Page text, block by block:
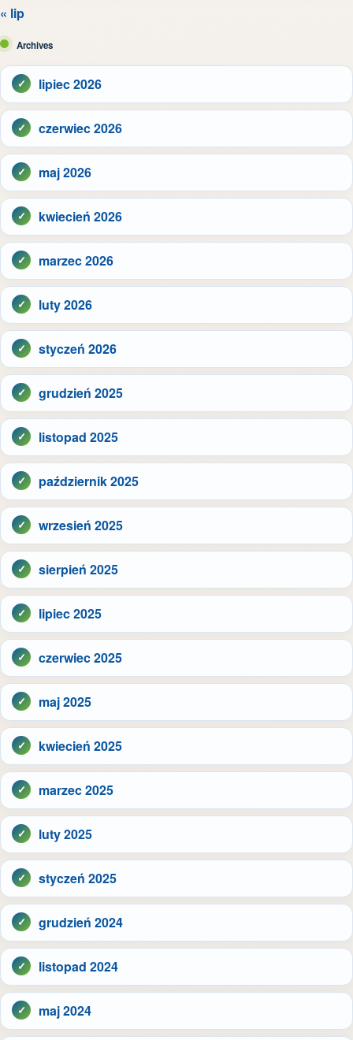
« lip
Archives
lipiec 2026
czerwiec 2026
maj 2026
kwiecień 2026
marzec 2026
luty 2026
styczeń 2026
grudzień 2025
listopad 2025
październik 2025
wrzesień 2025
sierpień 2025
lipiec 2025
czerwiec 2025
maj 2025
kwiecień 2025
marzec 2025
luty 2025
styczeń 2025
grudzień 2024
listopad 2024
maj 2024